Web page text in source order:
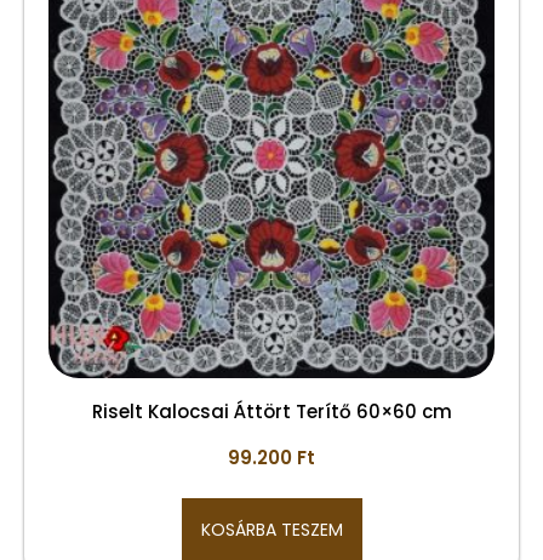
Riselt Kalocsai Áttört Terítő 60×60 cm
99.200 Ft
KOSÁRBA TESZEM